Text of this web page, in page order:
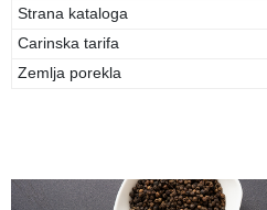
Strana kataloga
Carinska tarifa
Zemlja porekla